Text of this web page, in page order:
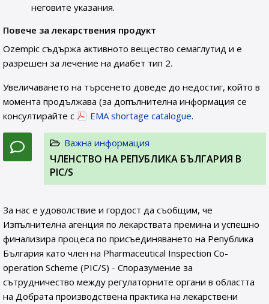
неговите указания.
Повече за лекарствения продукт
Ozempic съдържа активното вещество семаглутид и е
разрешен за лечение на диабет тип 2.
Увеличаването на търсенето доведе до недостиг, който в
момента продължава (за допълнителна информация се
консултирайте с
EMA shortage catalogue.
Важна информация
ЧЛЕНСТВО НА РЕПУБЛИКА БЪЛГАРИЯ В
PIC/S
За нас е удоволствие и гордост да съобщим, че
Изпълнителна агенция по лекарствата премина и успешно
финализира процеса по присъединяването на Република
България като член на Pharmaceutical Inspection Co-
operation Scheme (PIC/S) - Споразумение за
сътрудничество между регулаторните органи в областта
на Добрата производствена практика на лекарствени